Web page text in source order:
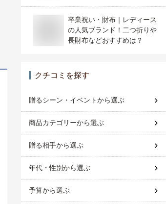
卒業祝い・財布｜レディース
の人気ブランド！二つ折りや
長財布などおすすめは？
クチコミを探す
贈るシーン・イベントから選ぶ
商品カテゴリーから選ぶ
贈る相手から選ぶ
年代・性別から選ぶ
予算から選ぶ